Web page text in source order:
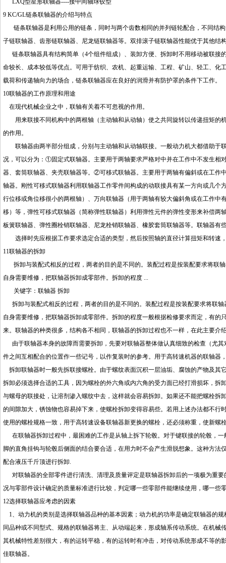
LXQ型星形联轴器----接中间轴球铰型
9 KC/GL链条联轴器的介绍与特点
链条联轴器是利用公用的链条，同时与两个齿数相同的并列链轮配合，不同结
子链联轴器、齿形链联轴器、尼龙链联轴器等。双排滚子链联轴器性能优于其他
链条联轴器具有结构简单（4个组件组成）、装卸方便、拆卸时不用移动被联接
命较长、成本较低等优点。可用于纺织、农机、起重运输、工程、矿山、轻工、
载荷和传递轴向力的场合，链条联轴器应在良好的润滑并有防护罩的条件下工作。
10联轴器的工作原理和用途
在现代机械企业之中，联轴有关着不可忽视的作用。
用来联接不同机构中的两根轴（主动轴和从动轴）使之共同旋转以传递扭矩的
的作用。
联轴器由两半部分组成，分别与主动轴和从动轴联接。一般动力机大都借助于
况，可以分为：①固定式联轴器。主要用于两轴要求严格对中并在工作中不发生相
器、套筒联轴器、夹壳联轴器等。②可移式联轴器。主要用于两轴有偏斜或在工作
轴器。刚性可移式联轴器利用联轴器工作零件间构成的动联接具有某一方向或几
行位移或角位移很小的两根轴）、万向联轴器（用于两轴有较大偏斜角或在工作
移）等，弹性可移式联轴器（简称弹性联轴器）利用弹性元件的弹性变形来补偿
板簧联轴器、弹性圈栓销联轴器、尼龙栓销联轴器、橡胶套筒联轴器等。联轴器有
选择时先应根据工作要求选定合适的类型，然后按照轴的直径计算扭矩和转速
11联轴器的拆卸
拆卸与装配式相反的过程，两者的目的是不同的。装配过程是按装配要求将联
自身需要维修，把联轴器拆卸成零部件。拆卸的程度 ...
关键字：联轴器 拆卸
拆卸与装配式相反的过程，两者的目的是不同的。装配过程是按装配要求将联
自身需要维修，把联轴器拆卸成零部件。拆卸的程度一般根据检修要求而定，有
来。联轴器的种类很多，结构各不相同，联轴器的拆卸过程也不一样，在此主要介
由于联轴器本身的故障而需要拆卸，先要对联轴器整体做认真细致的检查（尤
件之间互相配合的位置作一些记号，以作复装时的参考。用于高转速机器的联轴器
拆卸联轴器时一般先拆联接螺栓。由于螺纹表面沉积一层油垢、腐蚀的产物及其
拆卸必须选择合适的工具，因为螺栓的外六角或内六角的受力面已经打滑损坏，
与螺母的联接处，让溶剂渗入螺纹中去，这样就会容易拆卸。如果还不能把螺栓
的间隙加大，锈蚀物也容易掉下来，使螺栓拆卸变得容易些。若用上述办法都不
使用的螺栓规格一致，用于高转速设备联轴器新更换的螺栓，还必须称重，使新螺
在联轴器拆卸过程中，最困难的工作是从轴上拆下轮毂。对于键联接的轮毂，
脚的直角挂钩与轮毂后侧面的结合要合适，在用力时不会产生滑脱想象。这种方
配合液压千斤顶进行拆卸.
对联轴器的全部零件进行清洗、清理及质量评定是联轴器拆卸后的一项极为重
况与零部件设计确定的质量标准进行比较，判定哪一些零部件能继续使用，哪一
12选择联轴器应考虑的因素
1、动力机的类别是选择联轴器品种的基本因素；动力机的功率是确定联轴器的
同品种或不同型式、规格的联轴器将主、从动端起来，形成轴系传动系统。在机
其机械特性差别很大，有的运转平稳，有的运转时有冲击，对传动系统形成不等
佳联轴器。